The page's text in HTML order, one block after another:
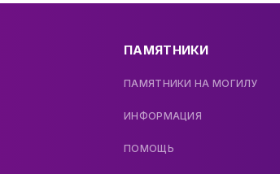
ПАМЯТНИКИ
ПАМЯТНИКИ НА МОГИЛУ
ИНФОРМАЦИЯ
ПОМОЩЬ